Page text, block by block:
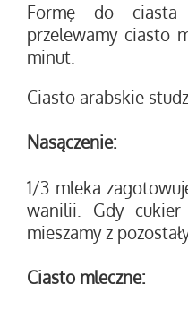
Formę do ciasta
przelewamy ciasto
minut.
Ciasto arabskie
Nasączenie:
1/3 mleka
wanilii. Gdy
mieszamy z
Ciasto mleczne: